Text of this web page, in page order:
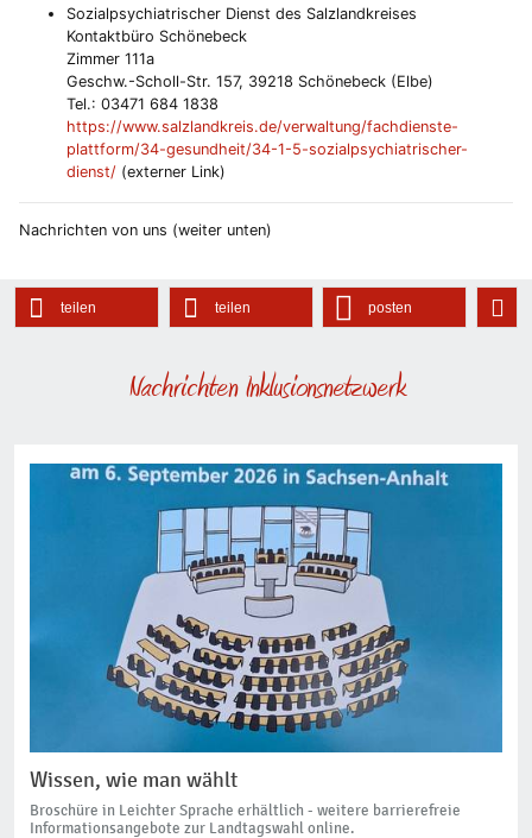
Sozialpsychiatrischer Dienst des Salzlandkreises
Kontaktbüro Schönebeck
Zimmer 111a
Geschw.-Scholl-Str. 157, 39218 Schönebeck (Elbe)
Tel.: 03471 684 1838
https://www.salzlandkreis.de/verwaltung/fachdienste-
plattform/34-gesundheit/34-1-5-sozialpsychiatrischer-
dienst/ (externer Link)
Nachrichten von uns (weiter unten)
teilen teilen posten
Nachrichten Inklusionsnetzwerk
Wissen, wie man wählt
Broschüre in Leichter Sprache erhältlich - weitere barrierefreie
Informationsangebote zur Landtagswahl online.